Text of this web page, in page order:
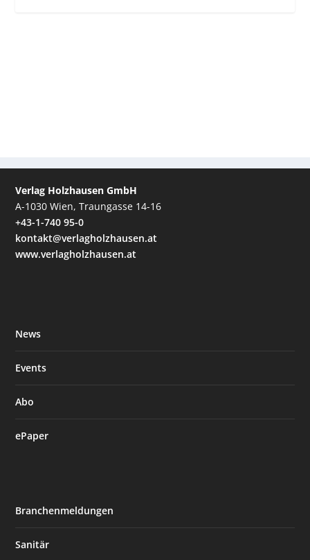
Verlag Holzhausen GmbH
A-1030 Wien, Traungasse 14-16
+43-1-740 95-0
kontakt@verlagholzhausen.at
www.verlagholzhausen.at
News
Events
Abo
ePaper
Branchenmeldungen
Sanitär